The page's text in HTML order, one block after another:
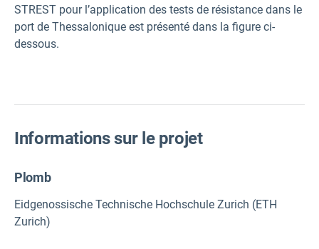
STREST pour l’application des tests de résistance dans le
port de Thessalonique est présenté dans la figure ci-
dessous.
Informations sur le projet
Plomb
Eidgenossische Technische Hochschule Zurich (ETH
Zurich)